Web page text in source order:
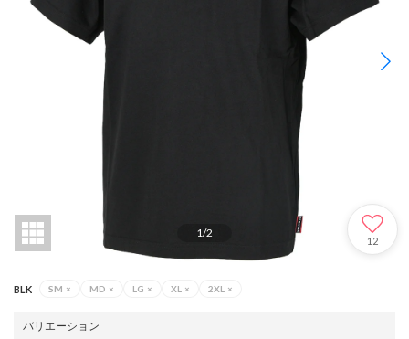
1/2
12
BLK SM × MD × LG × XL × 2XL ×
バリエーション